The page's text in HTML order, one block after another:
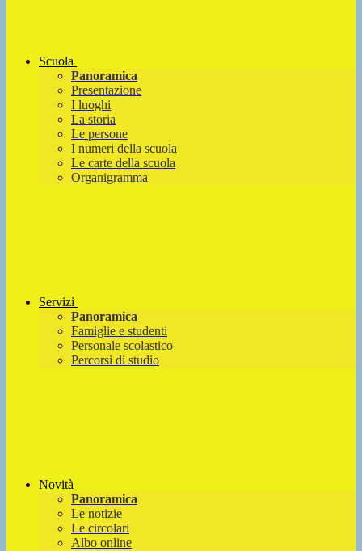
Scuola
Panoramica
Presentazione
I luoghi
La storia
Le persone
I numeri della scuola
Le carte della scuola
Organigramma
Servizi
Panoramica
Famiglie e studenti
Personale scolastico
Percorsi di studio
Novità
Panoramica
Le notizie
Le circolari
Albo online